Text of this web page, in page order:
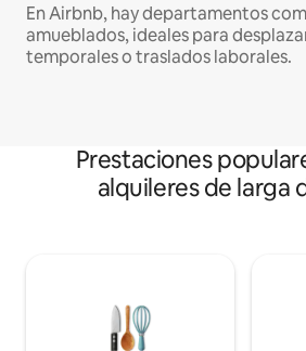
En Airbnb, hay departamentos
amueblados, ideales para
temporales o traslados laborales.
Prestaciones
alquileres de larga